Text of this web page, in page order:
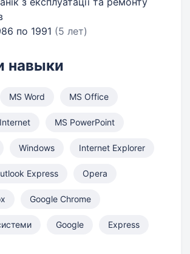
по 1991 (5 лет)
навыки
MS Word MS Office
MS PowerPoint
Windows Internet Explorer
Express Opera
Google Chrome
Google Express